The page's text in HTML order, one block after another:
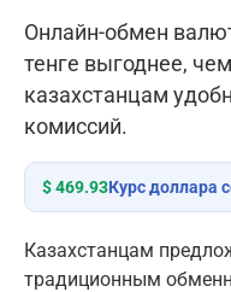
Онлайн-обмен
тенге выгоднее,
казахстанцам
комиссий.
$ 469.93Курс доллара
Казахстанцам
традиционным